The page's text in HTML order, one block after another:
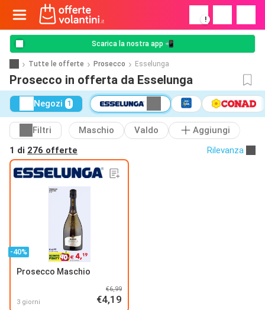
!
Scarica la nostra app 📲
Tutte le offerte Prosecco Esselunga
Prosecco in offerta da Esselunga
Negozi 1
Filtri Maschio Valdo
Aggiungi
1 di 276 offerte Rilevanza
-40%
Prosecco Maschio
3 giorni
€6,99
€4,19